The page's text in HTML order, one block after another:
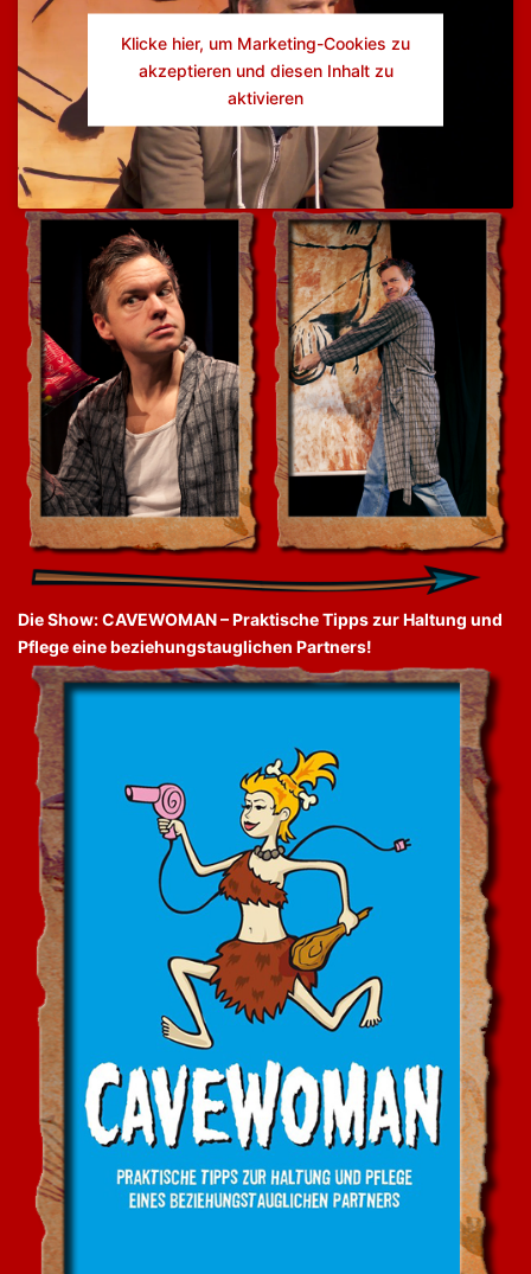
Klicke hier, um Marketing-Cookies zu
akzeptieren und diesen Inhalt zu
aktivieren
Die Show: CAVEWOMAN – Praktische Tipps zur Haltung und
Pflege eine beziehungstauglichen Partners!